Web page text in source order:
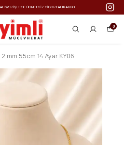
ÜCRETSIZ SIGORTALI KARGO!
0
mm 55cm 14 Ayar KY06